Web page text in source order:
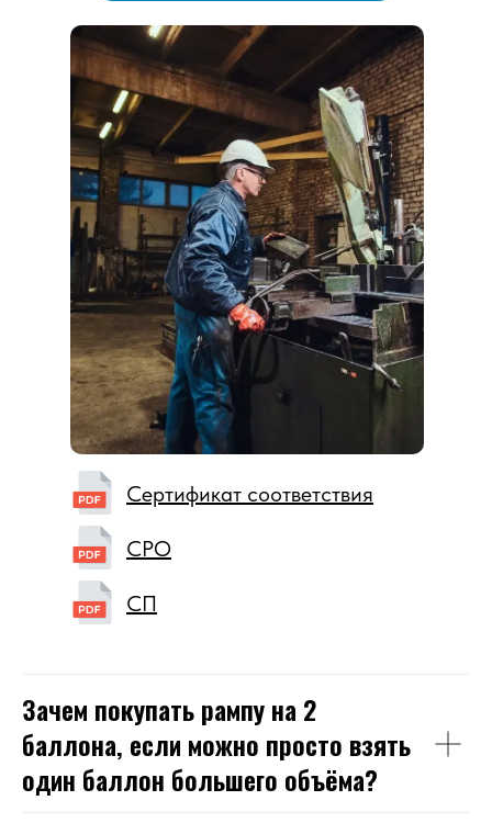
Сертификат соответствия
СРО
СП
Зачем покупать рампу на 2
баллона, если можно просто взять
один баллон большего объёма?